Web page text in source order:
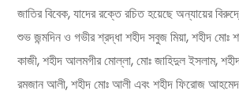
জাতির বিবেক, যাদের রক্তে রচিত হয়েছে অন্যায়ের
শুভ জন্মদিন ও গভীর শ্রদ্ধা শহীদ সবুজ মিয়া, শহীদ মোঃ
কাজী, শহীদ আলমগীর মোল্লা, মোঃ জাহিদুল ইসলাম,
রমজান আলী, শহীদ মোঃ আলী এবং শহীদ ফিরোজ